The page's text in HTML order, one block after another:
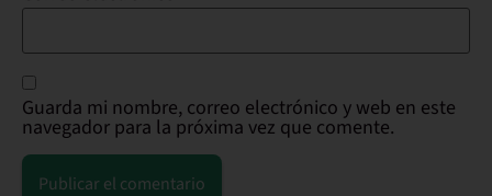
Guarda mi nombre, correo electrónico y web en este
navegador para la próxima vez que comente.